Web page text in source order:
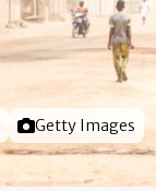
Foto door
Getty Images